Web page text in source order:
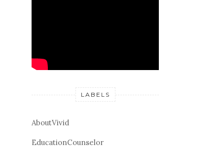
LABELS
AboutVivid
EducationCounselor